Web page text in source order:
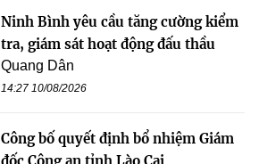
Ninh Bình yêu cầu tăng cường kiểm
tra, giám sát hoạt động đấu thầu
Quang Dân
14:27 10/08/2026
Công bố quyết định bổ nhiệm Giám
đốc Công an tỉnh Lào Cai